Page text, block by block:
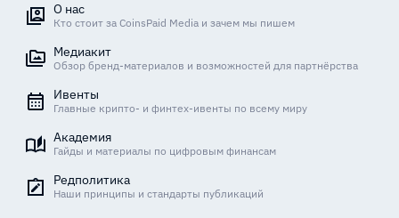
О нас
Кто стоит за CoinsPaid Media и зачем мы пишем
Медиакит
Обзор бренд-материалов и возможностей для партнёрства
Ивенты
Главные крипто- и финтех-ивенты по всему миру
Академия
Гайды и материалы по цифровым финансам
Редполитика
Наши принципы и стандарты публикаций